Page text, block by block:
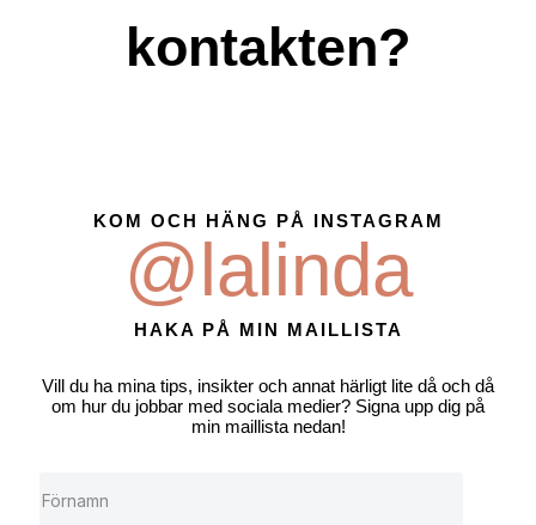
kontakten?
KOM OCH HÄNG PÅ INSTAGRAM
@lalinda
HAKA PÅ MIN MAILLISTA
Vill du ha mina tips, insikter och annat härligt lite då och då
om hur du jobbar med sociala medier? Signa upp dig på
min maillista nedan!